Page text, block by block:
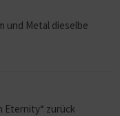
und Metal dieselbe
Eternity“ zurück